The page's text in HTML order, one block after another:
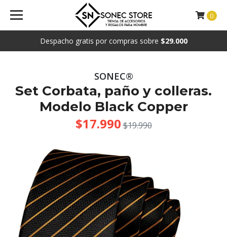
Despacho gratis por compras sobre $29.000
0
SONEC®
Set Corbata, paño y colleras.
Modelo Black Copper
$17.990 $19.990